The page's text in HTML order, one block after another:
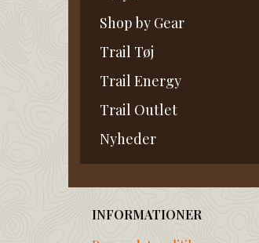
Shop by Gear
Trail Tøj
Trail Energy
Trail Outlet
Nyheder
INFORMATIONER